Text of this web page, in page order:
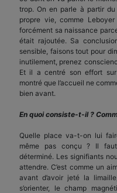
trop. On en parle à partir
propre vie, comme
forcément sa naissance
était rajoutée. Sa
sensible, faisons tout pour
inutilement, prenez
Et il a centré son effort sur
montré que l’accueil ne
bien avant.
En quoi consiste-t-il ?
Quelle place va-t-on lui
même pas conçu ? Il
déterminé. Les signifiants
attendre. C’est comme un
avant d’avoir jeté la
s’orienter, le champ